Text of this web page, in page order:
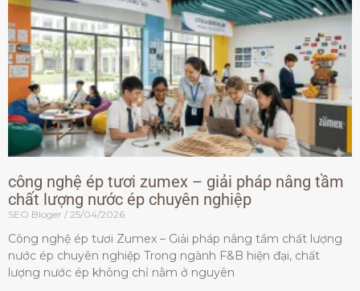
công nghệ ép tươi zumex – giải pháp nâng tầm
chất lượng nước ép chuyên nghiệp
SEO Bloger 25/04/2026
Công nghệ ép tươi Zumex – Giải pháp nâng tầm chất lượng
nước ép chuyên nghiệp Trong ngành F&B hiện đại, chất
lượng nước ép không chỉ nằm ở nguyên